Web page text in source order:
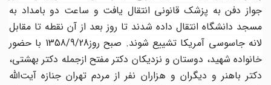
جواز دفن به پزشک قانونی انتقال یافت و ساعت دو بامداد به
مسجد دانشگاه انتقال داده شدند تا روز بعد از آن نقطه تا مقابل
لانه جاسوسی آمریکا تشییع شوند. صبح روز1358/9/28 با حضور
خانواده شهید، دوستان و نزدیکان دکتر مفتح ازجمله دکتر بهشتی،
دکتر باهنر و دیگران و هزاران نفر از مردم تهران جنازه آیت‌الله